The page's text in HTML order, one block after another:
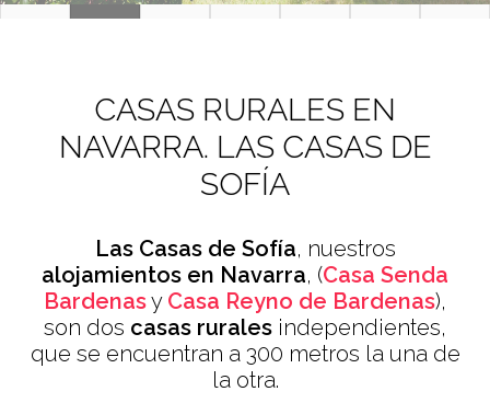
CASAS RURALES EN
NAVARRA. LAS CASAS DE
SOFÍA
Las Casas de Sofía, nuestros
alojamientos en Navarra, (Casa Senda
Bardenasy Casa Reyno de Bardenas),
son dos casas rurales independientes,
que se encuentran a 300 metros la una de
la otra.